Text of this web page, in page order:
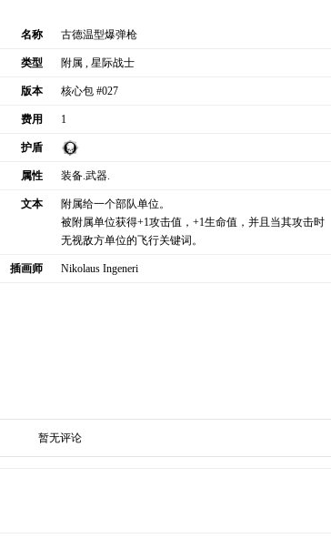
名称 古德温型爆弹枪
类型 附属 , 星际战士
版本 核心包 #027
费用 1
护盾
属性 装备.武器.
文本
附属给一个部队单位。
被附属单位获得+1攻击值，+1生命值，并且当其攻击时
无视敌方单位的飞行关键词。
插画师 Nikolaus Ingeneri
暂无评论